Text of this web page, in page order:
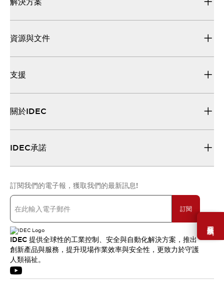
需要幫助嗎？
資源與文件
支援
關於IDEC
IDEC承諾
訂閱我們的電子報，獲取我們的最新訊息!
訂閱
IDEC 提供全球性的工業控制、安全與自動化解決方案，推出
創新產品與服務，提升現場作業效率與安全性，更致力於守護
人類福祉。